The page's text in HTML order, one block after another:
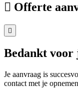
Offerte
Bedankt voor
Je aanvraag is
contact met je